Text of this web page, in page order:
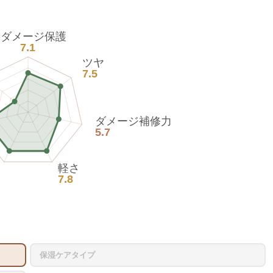
メージ保護
7.1
ツヤ
7.5
ダメージ補修力
5.7
軽さ
7.8
保湿ケアタイプ